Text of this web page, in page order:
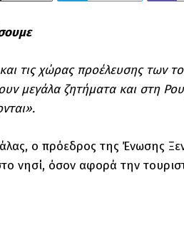
τις χώρας προέλευσης των
μεγάλα ζητήματα και στη
ο πρόεδρος της Ένωσης
νησί, όσον αφορά την